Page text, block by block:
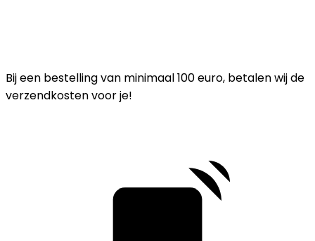
Bij een bestelling van minimaal 100 euro, betalen wij de
verzendkosten voor je!